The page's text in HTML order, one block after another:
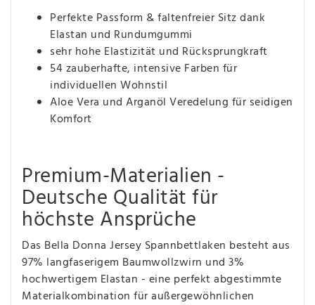
Perfekte Passform & faltenfreier Sitz dank
Elastan und Rundumgummi
sehr hohe Elastizität und Rücksprungkraft
54 zauberhafte, intensive Farben für
individuellen Wohnstil
Aloe Vera und Arganöl Veredelung für seidigen
Komfort
Premium-Materialien -
Deutsche Qualität für
höchste Ansprüche
Das Bella Donna Jersey Spannbettlaken besteht aus
97% langfaserigem Baumwollzwirn und 3%
hochwertigem Elastan - eine perfekt abgestimmte
Materialkombination für außergewöhnlichen